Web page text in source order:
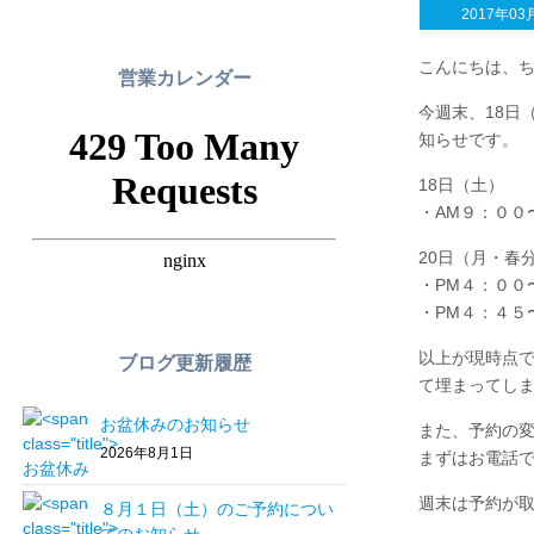
2017年03
こんにちは、
今週末、18日
知らせです。
18日（土）
・AM９：００
20日（月・春
・PM４：００
・PM４：４５
以上が現時点
て埋まってし
また、予約の
まずはお電話
週末は予約が
営業カレンダー
ブログ更新履歴
お盆休みのお知らせ
2026年8月1日
８月１日（土）のご予約につい